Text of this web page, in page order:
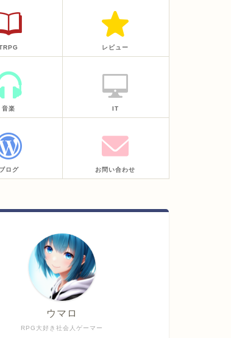
レビュー
音楽 IT
ブログ お問い合わせ
RPG大好き社会人ゲーマー
ウマロ